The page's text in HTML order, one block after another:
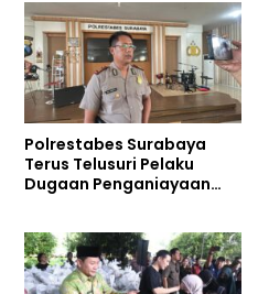
Polrestabes Surabaya
Terus Telusuri Pelaku
Dugaan Penganiayaan